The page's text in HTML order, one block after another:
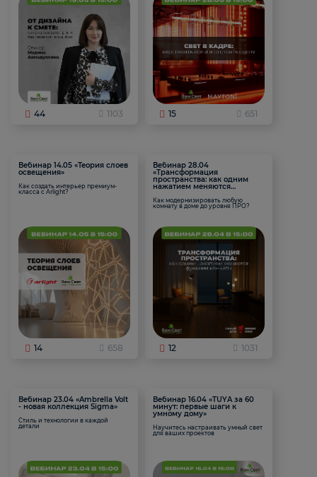
44 1103 15 651
Вебинар 14.05 «Теория слоев
освещения»
Как создать интерьер премиум-
класса с Arlight?
14 658
Вебинар 28.04
«Трансформация
пространства: как одним
нажатием меняются
Как модернизировать любую
комнату в доме до уровня ПРО?
12 1031
Вебинар 23.04 «Ambrella Volt
- новая коллекция Sigma»
Стиль и технологии в каждой
детали
Вебинар 16.04 «TUYA за 60
минут: первые шаги к
умному дому»
Научитесь настраивать умный свет
для ваших проектов